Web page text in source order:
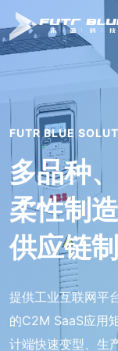
FUTR BLUE
多品种
柔性制造
供应链
提供工业互联网平
的C2M SaaS应用
计端快速变型、生